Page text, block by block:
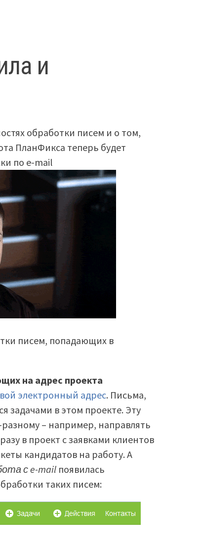
и
обработки писем и о том,
ПланФикса теперь будет
по e-mail
писем, попадающих в
на адрес проекта
электронный адрес. Письма,
задачами в этом проекте. Эту
– например, направлять
в проект с заявками клиентов
кандидатов на работу. А
с e-mail появилась
таких писем: